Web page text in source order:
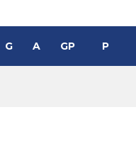
G A GP P